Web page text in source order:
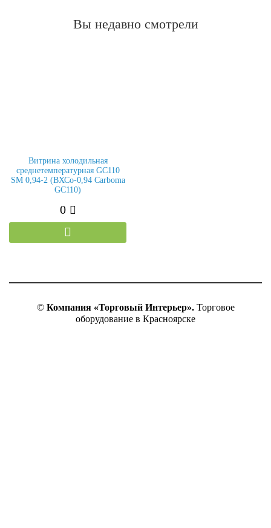
Вы недавно смотрели
Витрина холодильная
среднетемпературная GC110
SM 0,94-2 (ВХСо-0,94 Carboma
GC110)
0
© Компания «Торговый Интерьер».Торговое
оборудование в Красноярске